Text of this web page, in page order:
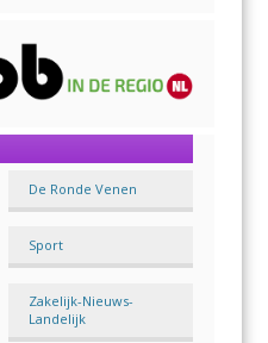
De Ronde Venen
Sport
Zakelijk-Nieuws-
Landelijk